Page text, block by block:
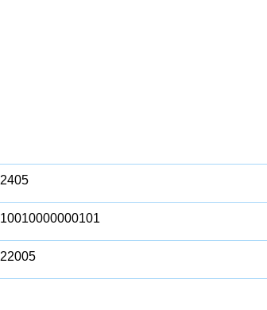
2405
10010000000101
22005